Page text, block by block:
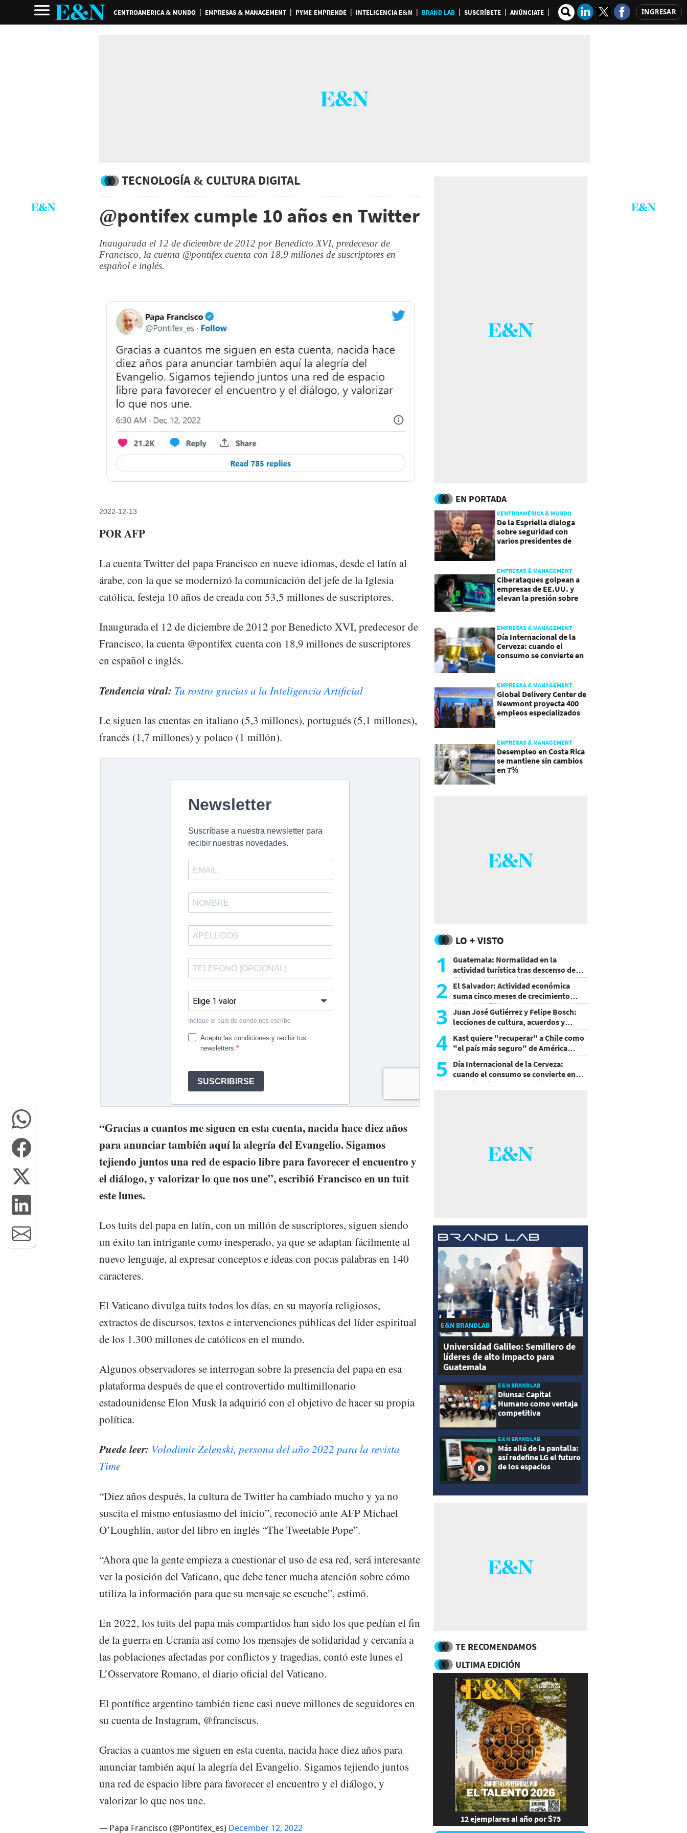
CENTROAMERICA & MUNDO EMPRESAS & MANAGEMENT PYME-EMPRENDE INTELIGENCIA E&N BRAND LAB SUSCRÍBETE ANÚNCIATE INGRESAR
TECNOLOGÍA & CULTURA DIGITAL
@pontifex cumple 10 años en Twitter
Inaugurada el 12 de diciembre de 2012 por Benedicto XVI, predecesor de
Francisco, la cuenta @pontifex cuenta con 18,9 millones de suscriptores en
español e inglés.
2022-12-13
POR AFP
La cuenta Twitter del papa Francisco en nueve idiomas, desde el latín al
árabe, con la que se modernizó la comunicación del jefe de la Iglesia
católica, festeja 10 años de creada con 53,5 millones de suscriptores.
Inaugurada el 12 de diciembre de 2012 por Benedicto XVI, predecesor de
Francisco, la cuenta @pontifex cuenta con 18,9 millones de suscriptores
en español e inglés.
Tendencia viral: Tu rostro gracias a la Inteligencia Artificial
Le siguen las cuentas en italiano (5,3 millones), portugués (5,1 millones),
francés (1,7 millones) y polaco (1 millón).
“Gracias a cuantos me siguen en esta cuenta, nacida hace diez años
para anunciar también aquí la alegría del Evangelio. Sigamos
tejiendo juntos una red de espacio libre para favorecer el encuentro y
el diálogo, y valorizar lo que nos une”, escribió Francisco en un tuit
este lunes.
Los tuits del papa en latín, con un millón de suscriptores, siguen siendo
un éxito tan intrigante como inesperado, ya que se adaptan fácilmente al
nuevo lenguaje, al expresar conceptos e ideas con pocas palabras en 140
caracteres.
El Vaticano divulga tuits todos los días, en su mayoría religiosos,
extractos de discursos, textos e intervenciones públicas del líder espiritual
de los 1.300 millones de católicos en el mundo.
Algunos observadores se interrogan sobre la presencia del papa en esa
plataforma después de que el controvertido multimillonario
estadounidense Elon Musk la adquirió con el objetivo de hacer su propia
política.
Puede leer: Volodimir Zelenski, persona del año 2022 para la revista
Time
“Diez años después, la cultura de Twitter ha cambiado mucho y ya no
suscita el mismo entusiasmo del inicio”, reconoció ante AFP Michael
O’Loughlin, autor del libro en inglés “The Tweetable Pope”.
“Ahora que la gente empieza a cuestionar el uso de esa red, será interesante
ver la posición del Vaticano, que debe tener mucha atención sobre cómo
utiliza la información para que su mensaje se escuche”, estimó.
En 2022, los tuits del papa más compartidos han sido los que pedían el fin
de la guerra en Ucrania así como los mensajes de solidaridad y cercanía a
las poblaciones afectadas por conflictos y tragedias, contó este lunes el
L’Osservatore Romano, el diario oficial del Vaticano.
El pontífice argentino también tiene casi nueve millones de seguidores en
su cuenta de Instagram, @franciscus.
Gracias a cuantos me siguen en esta cuenta, nacida hace diez años para
anunciar también aquí la alegría del Evangelio. Sigamos tejiendo juntos
una red de espacio libre para favorecer el encuentro y el diálogo, y
valorizar lo que nos une.
— Papa Francisco (@Pontifex_es) December 12, 2022
EN PORTADA
CENTROAMÉRICA & MUNDO
De la Espriella dialoga
sobre seguridad con
varios presidentes de
EMPRESAS & MANAGEMENT
Ciberataques golpean a
empresas de EE.UU. y
elevan la presión sobre
EMPRESAS & MANAGEMENT
Día Internacional de la
Cerveza: cuando el
consumo se convierte en
EMPRESAS & MANAGEMENT
Global Delivery Center de
Newmont proyecta 400
empleos especializados
EMPRESAS & MANAGEMENT
Desempleo en Costa Rica
se mantiene sin cambios
en 7%
LO + VISTO
1
Guatemala: Normalidad en la
actividad turística tras descenso de
actividad del volcán de Fuego
2 El Salvador: Actividad económica
suma cinco meses de crecimiento
arriba de 4%
3 Juan José Gutiérrez y Felipe Bosch:
lecciones de cultura, acuerdos y
decisiones sin miedo
4 Kast quiere "recuperar" a Chile como
"el país más seguro" de América
Latina
5
Día Internacional de la Cerveza:
cuando el consumo se convierte en
experiencia
E&N BRANDLAB
Universidad Galileo: Semillero de
líderes de alto impacto para
Guatemala
E&N BRANDLAB
Diunsa: Capital
Humano como ventaja
competitiva
E&N BRANDLAB
Más allá de la pantalla:
así redefine LG el futuro
de los espacios
TE RECOMENDAMOS
ULTIMA EDICIÓN
12 ejemplares al año por $75